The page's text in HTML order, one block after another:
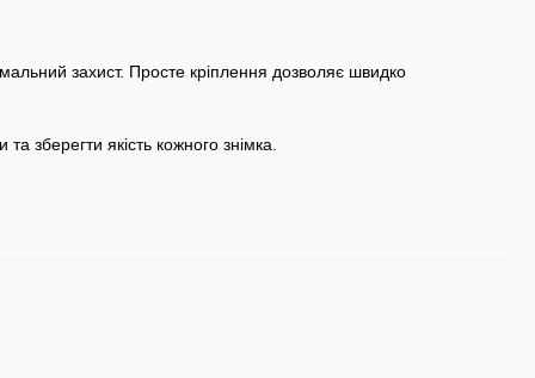
захист. Просте кріплення дозволяє швидко
зберегти якість кожного знімка.